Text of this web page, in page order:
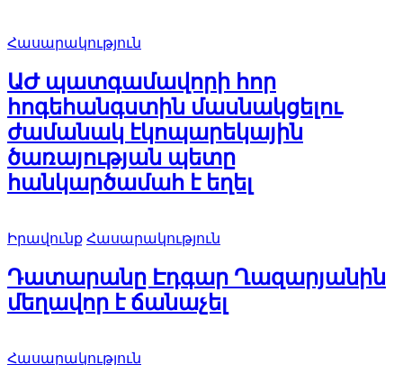
Հասարակություն
ԱԺ պատգամավորի հոր
հոգեհանգստին մասնակցելու
ժամանակ էկոպարեկային
ծառայության պետը
հանկարծամահ է եղել
Իրավունք Հասարակություն
Դատարանը Էդգար Ղազարյանին
մեղավոր է ճանաչել
Հասարակություն